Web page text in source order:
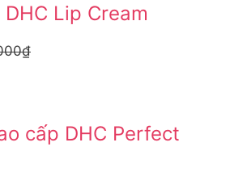
Lip Cream
cấp DHC Perfect